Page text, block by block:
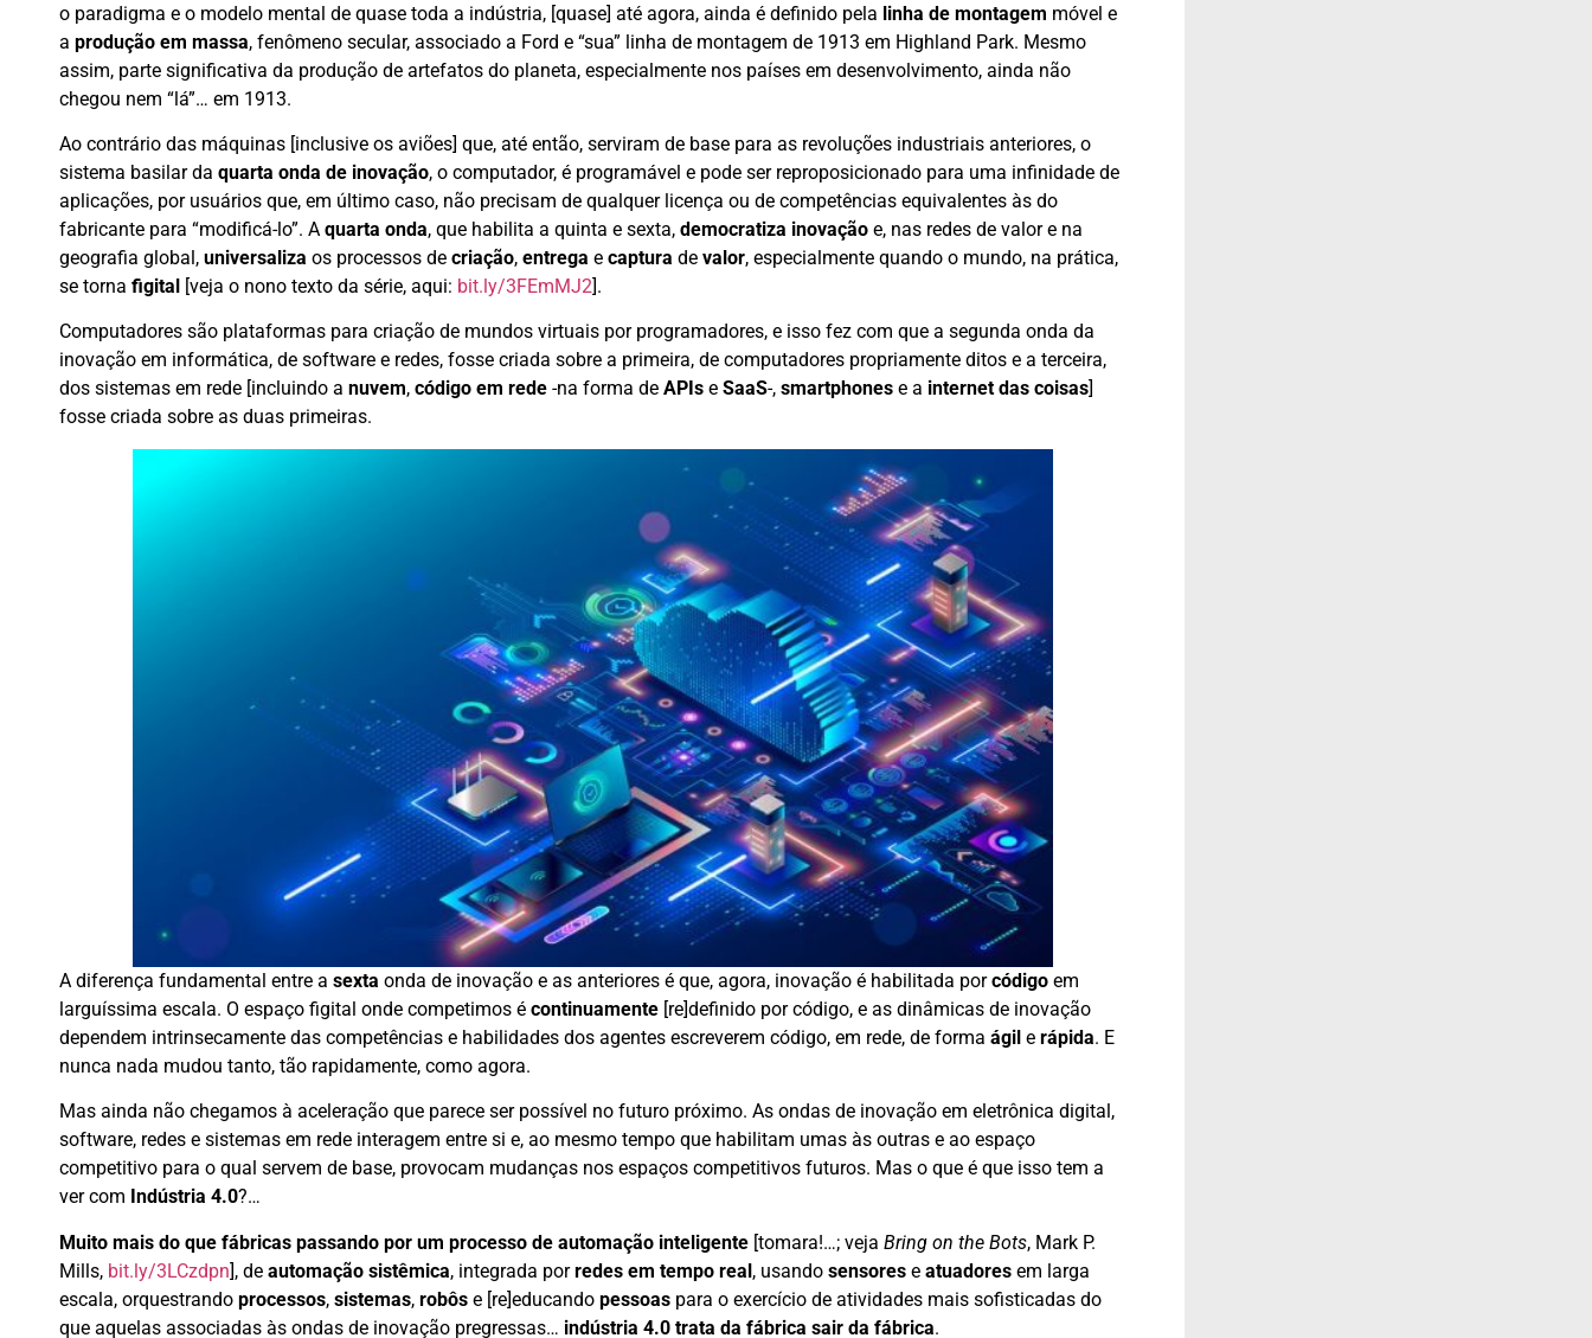
o paradigma e o modelo mental de quase toda a indústria, [quase] até agora, ainda é definido pela linha de montagem móvel e
a produção em massa, fenômeno secular, associado a Ford e “sua” linha de montagem de 1913 em Highland Park. Mesmo
assim, parte significativa da produção de artefatos do planeta, especialmente nos países em desenvolvimento, ainda não
chegou nem “lá”… em 1913.
Ao contrário das máquinas [inclusive os aviões] que, até então, serviram de base para as revoluções industriais anteriores, o
sistema basilar da quarta onda de inovação, o computador, é programável e pode ser reproposicionado para uma infinidade de
aplicações, por usuários que, em último caso, não precisam de qualquer licença ou de competências equivalentes às do
fabricante para “modificá-lo”. A quarta onda, que habilita a quinta e sexta, democratiza inovação e, nas redes de valor e na
geografia global, universaliza os processos de criação, entrega e captura de valor, especialmente quando o mundo, na prática,
se torna figital [veja o nono texto da série, aqui: bit.ly/3FEmMJ2].
Computadores são plataformas para criação de mundos virtuais por programadores, e isso fez com que a segunda onda da
inovação em informática, de software e redes, fosse criada sobre a primeira, de computadores propriamente ditos e a terceira,
dos sistemas em rede [incluindo a nuvem, código em rede -na forma de APIs e SaaS-, smartphones e a internet das coisas]
fosse criada sobre as duas primeiras.
A diferença fundamental entre a sexta onda de inovação e as anteriores é que, agora, inovação é habilitada porcódigo em
larguíssima escala. O espaço figital onde competimos é continuamente [re]definido por código, e as dinâmicas de inovação
dependem intrinsecamente das competências e habilidades dos agentes escreverem código, em rede, de forma ágil e rápida. E
nunca nada mudou tanto, tão rapidamente, como agora.
Mas ainda não chegamos à aceleração que parece ser possível no futuro próximo. As ondas de inovação em eletrônica digital,
software, redes e sistemas em rede interagem entre si e, ao mesmo tempo que habilitam umas às outras e ao espaço
competitivo para o qual servem de base, provocam mudanças nos espaços competitivos futuros. Mas o que é que isso tem a
ver com Indústria 4.0?…
Muito mais do que fábricas passando por um processo de automação inteligente [tomara!…; veja Bring on the Bots, Mark P.
Mills, bit.ly/3LCzdpn], de automação sistêmica, integrada porredes em tempo real, usando sensores e atuadores em larga
escala, orquestrando processos, sistemas, robôs e [re]educando pessoas para o exercício de atividades mais sofisticadas do
que aquelas associadas às ondas de inovação pregressas… indústria 4.0 trata da fábrica sair da fábrica.